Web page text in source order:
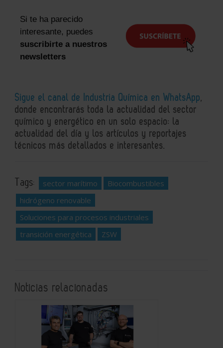
Si te ha parecido
interesante, puedes
suscribirte a nuestros
newsletters
Sigue el canal de Industria Química en WhatsApp,
donde encontrarás toda la actualidad del sector
químico y energético en un solo espacio: la
actualidad del día y los artículos y reportajes
técnicos más detallados e interesantes.
Tags: sector marítimo
Biocombustibles
hidrógeno renovable
Soluciones para procesos industriales
transición energética
ZSW
Noticias relacionadas